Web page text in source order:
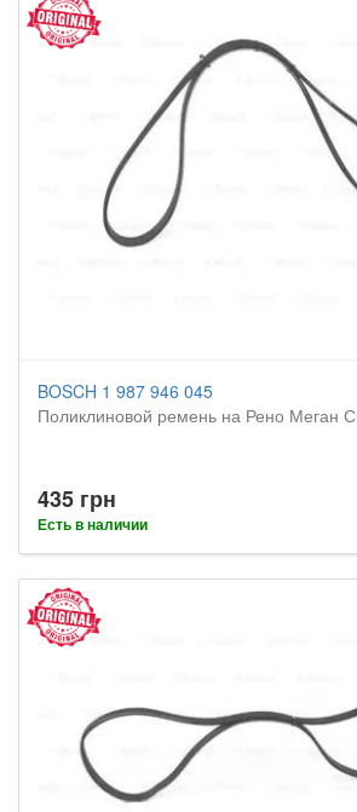
BOSCH 1 987 946 045
Поликлиновой ремень на Рено Меган
435 грн
Есть в наличии